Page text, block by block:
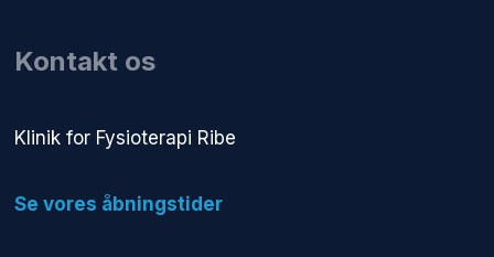
Kontakt os
​Klinik for Fysioterapi Ribe
​Se vores åbningstider